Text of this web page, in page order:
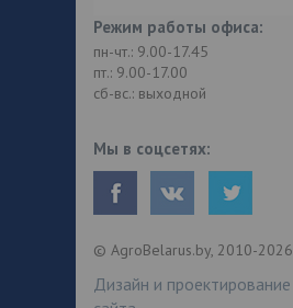
Режим работы офиса:
пн-чт.: 9.00-17.45
пт.: 9.00-17.00
сб-вс.: выходной
Мы в соцсетях:
© AgroBelarus.by, 2010-2026
Дизайн и проектирование